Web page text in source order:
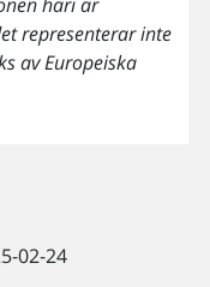
representerar inte
av Europeiska
02-24